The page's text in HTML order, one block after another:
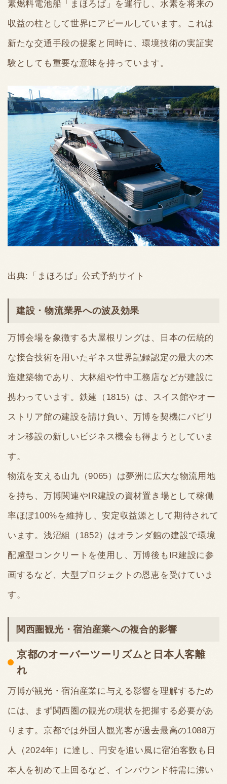
素燃料電池船「まほろば」を運行し、水素を将来の
収益の柱として世界にアピールしています。これは
新たな交通手段の提案と同時に、環境技術の実証実
験としても重要な意味を持っています。
出典:「まほろば」公式予約サイト
建設・物流業界への波及効果
万博会場を象徴する大屋根リングは、日本の伝統的
な接合技術を用いたギネス世界記録認定の最大の木
造建築物であり、大林組や竹中工務店などが建設に
携わっています。鉄建（1815）は、スイス館やオー
ストリア館の建設を請け負い、万博を契機にパビリ
オン移設の新しいビジネス機会も得ようとしていま
す。
物流を支える山九（9065）は夢洲に広大な物流用地
を持ち、万博関連やIR建設の資材置き場として稼働
率ほぼ100%を維持し、安定収益源として期待されて
います。浅沼組（1852）はオランダ館の建設で環境
配慮型コンクリートを使用し、万博後もIR建設に参
画するなど、大型プロジェクトの恩恵を受けていま
す。
関西圏観光・宿泊産業への複合的影響
京都のオーバーツーリズムと日本人客離
れ
万博が観光・宿泊産業に与える影響を理解するため
には、まず関西圏の観光の現状を把握する必要があ
ります。京都では外国人観光客が過去最高の1088万
人（2024年）に達し、円安を追い風に宿泊客数も日
本人を初めて上回るなど、インバウンド特需に沸い